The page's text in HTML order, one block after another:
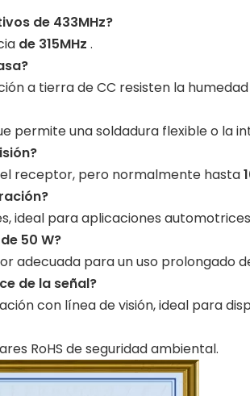
de 433MHz?
de 315MHz .
a tierra de CC resisten la
permite una soldadura flexible o la
receptor, pero normalmente hasta
ideal para aplicaciones
50 W?
adecuada para un uso prolongado
de la señal?
con línea de visión, ideal para
RoHS de seguridad ambiental.